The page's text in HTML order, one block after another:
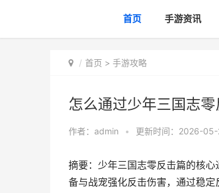
首页 手游资讯
首页 > 手游攻略
怎么通过少年三国志
作者： admin • 更新时间：2026-
摘要：少年三国志零反击篇的核
备与战宠强化反击伤害，通过稳